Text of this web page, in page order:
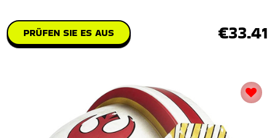
PRÜFEN SIE ES AUS €33.41